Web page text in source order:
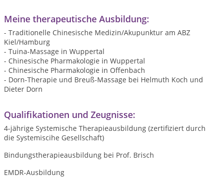
Meine therapeutische Ausbildung:
- Traditionelle Chinesische Medizin/Akupunktur am ABZ
Kiel/Hamburg
- Tuina-Massage in Wuppertal
- Chinesische Pharmakologie in Wuppertal
- Chinesische Pharmakologie in Offenbach
- Dorn-Therapie und Breuß-Massage bei Helmuth Koch und
Dieter Dorn
Qualifikationen und Zeugnisse:
4-jährige Systemische Therapieausbildung (zertifiziert durch
die Systemiscihe Gesellschaft)
Bindungstherapieausbildung bei Prof. Brisch
EMDR-Ausbildung